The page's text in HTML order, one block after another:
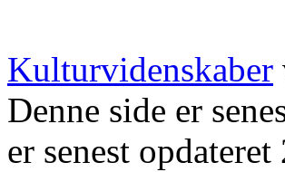
Kulturvidenskaber
Denne side er
er senest